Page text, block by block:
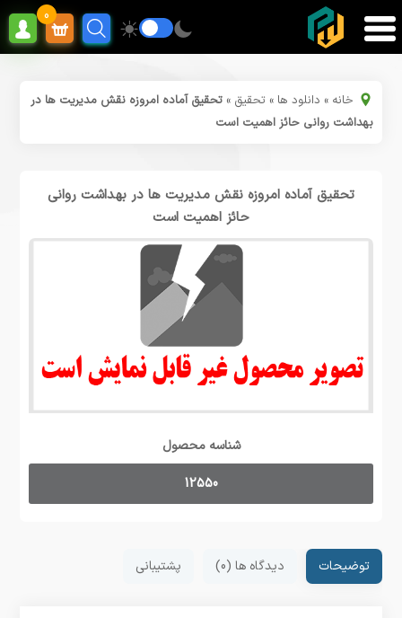
0
خانه » دانلود ها » تحقیق »تحقیق آماده امروزه نقش مدیریت ها در
بهداشت روانی حائز اهمیت است
تحقیق آماده امروزه نقش مدیریت ها در بهداشت روانی
حائز اهمیت است
شناسه محصول
12550
توضیحات دیدگاه ها (0) پشتیبانی